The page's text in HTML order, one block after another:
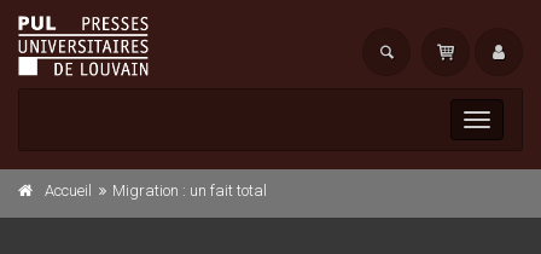
Toggle
Accueil Migration : un fait total